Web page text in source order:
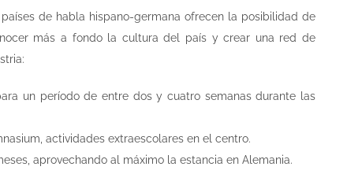
de habla hispano-germana ofrecen la posibilidad de
más a fondo la cultura del país y crear una red de
un período de entre dos y cuatro semanas durante las
actividades extraescolares en el centro.
aprovechando al máximo la estancia en Alemania.